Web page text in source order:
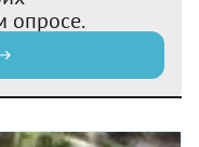
опросе.